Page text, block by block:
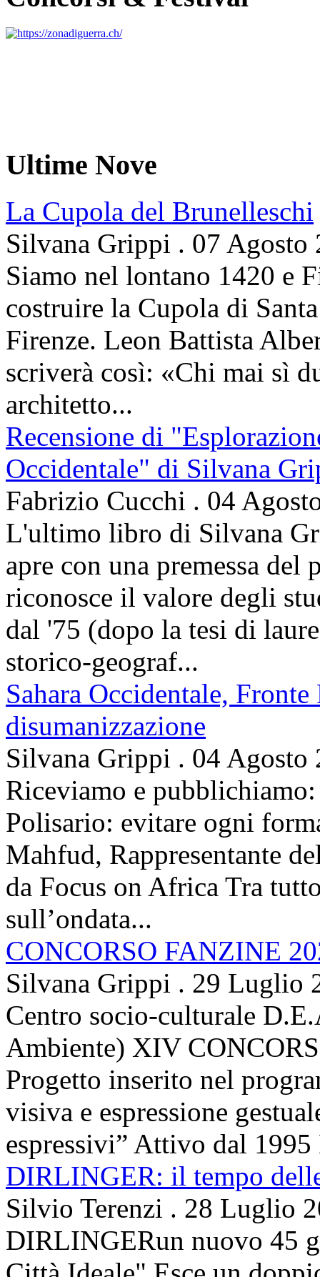
Ultime Nove
La Cupola del Brunelleschi
Silvana Grippi . 07 Agosto
Siamo nel lontano 1420 e
costruire la Cupola di
Firenze. Leon Battista
scriverà così: «Chi mai sì
architetto...
Recensione di
Occidentale" di Silvana
Fabrizio Cucchi . 04
L'ultimo libro di Silvana
apre con una premessa
riconosce il valore degli
dal '75 (dopo la tesi di
storico-geograf...
Sahara Occidentale,
disumanizzazione
Silvana Grippi . 04 Agosto
Riceviamo e
Polisario: evitare ogni
Mahfud, Rappresentante
da Focus on Africa Tra
sull’ondata...
CONCORSO FANZINE
Silvana Grippi . 29 Luglio
Centro socio-culturale
Ambiente) XIV
Progetto inserito nel
visiva e espressione
espressivi” Attivo dal 1995
DIRLINGER: il tempo
Silvio Terenzi . 28 Luglio
DIRLINGERun nuovo 45